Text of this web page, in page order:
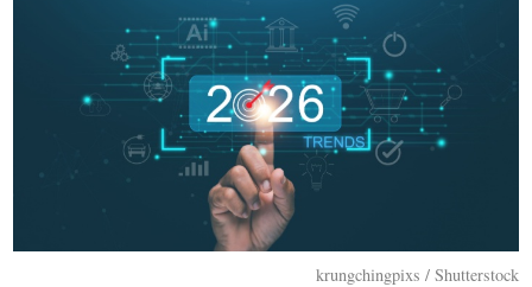
krungchingpixs / Shutterstock